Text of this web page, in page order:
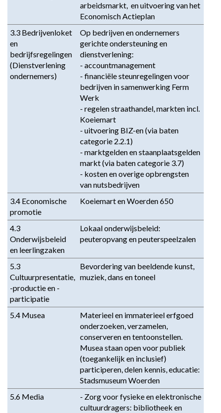
arbeidsmarkt,  en uitvoering van het
Economisch Actieplan
3.3 Bedrijvenloket
en
bedrijfsregelingen
(Dienstverlening
ondernemers)
Op bedrijven en ondernemers
gerichte ondersteuning en
dienstverlening:
- accountmanagement
- financiële steunregelingen voor
bedrijven in samenwerking Ferm
Werk
- regelen straathandel, markten incl.
Koeiemart
- uitvoering BIZ-en (via baten
categorie 2.2.1)
- marktgelden en staanplaatsgelden
markt (via baten categorie 3.7)
- kosten en overige opbrengsten
van nutsbedrijven
3.4 Economische
promotie
Koeiemart en Woerden 650
4.3
Onderwijsbeleid
en leerlingzaken
Lokaal onderwijsbeleid:
peuteropvang en peuterspeelzalen
5.3
Cultuurpresentatie,
-productie en -
participatie
Bevordering van beeldende kunst,
muziek, dans en toneel
5.4 Musea
Materieel en immaterieel erfgoed
onderzoeken, verzamelen,
conserveren en tentoonstellen.
Musea staan open voor publiek
(toegankelijk en inclusief)
participeren, delen kennis, educatie:
Stadsmuseum Woerden
5.6 Media
- Zorg voor fysieke en elektronische
cultuurdragers: bibliotheek en